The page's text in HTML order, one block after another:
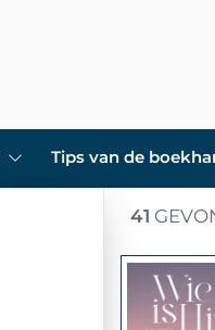
Tips van de
41